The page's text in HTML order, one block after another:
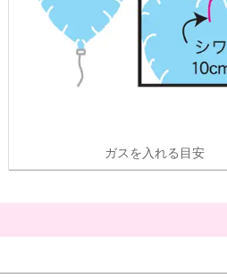
ガスを入れる目安